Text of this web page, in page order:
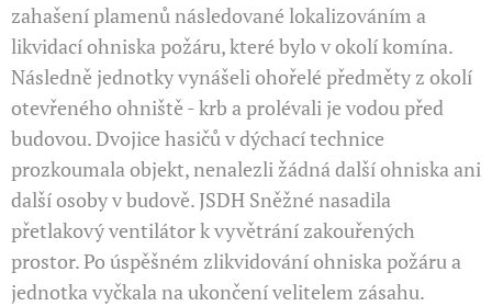
zahašení plamenů následované lokalizováním a
likvidací ohniska požáru, které bylo v okolí komína.
Následně jednotky vynášeli ohořelé předměty z okolí
otevřeného ohniště - krb a prolévali je vodou před
budovou. Dvojice hasičů v dýchací technice
prozkoumala objekt, nenalezli žádná další ohniska ani
další osoby v budově. JSDH Sněžné nasadila
přetlakový ventilátor k vyvětrání zakouřených
prostor. Po úspěšném zlikvidování ohniska požáru a
jednotka vyčkala na ukončení velitelem zásahu.